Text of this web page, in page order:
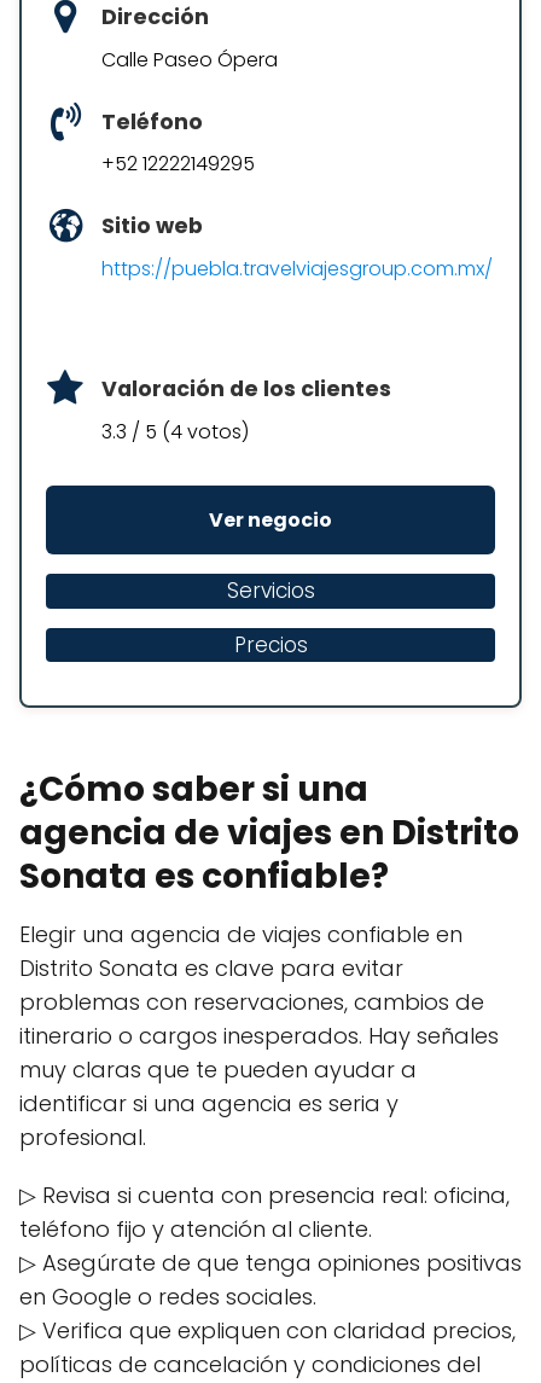
Dirección
Calle Paseo Ópera
Teléfono
+52 12222149295
Sitio web
https://puebla.travelviajesgroup.com.mx/
Valoración de los clientes
3.3 / 5 (4 votos)
Ver negocio
Servicios
Precios
¿Cómo saber si una
agencia de viajes en Distrito
Sonata es confiable?
Elegir una agencia de viajes confiable en
Distrito Sonata es clave para evitar
problemas con reservaciones, cambios de
itinerario o cargos inesperados. Hay señales
muy claras que te pueden ayudar a
identificar si una agencia es seria y
profesional.
▷ Revisa si cuenta con presencia real: oficina,
teléfono fijo y atención al cliente.
▷ Asegúrate de que tenga opiniones positivas
en Google o redes sociales.
▷ Verifica que expliquen con claridad precios,
políticas de cancelación y condiciones del